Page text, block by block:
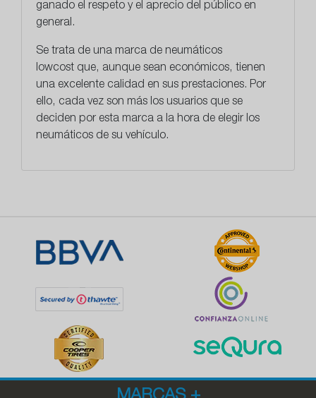
ganado el respeto y el aprecio del público en
general.
Se trata de una marca de neumáticos
lowcost que, aunque sean económicos, tienen
una excelente calidad en sus prestaciones. Por
ello, cada vez son más los usuarios que se
deciden por esta marca a la hora de elegir los
neumáticos de su vehículo.